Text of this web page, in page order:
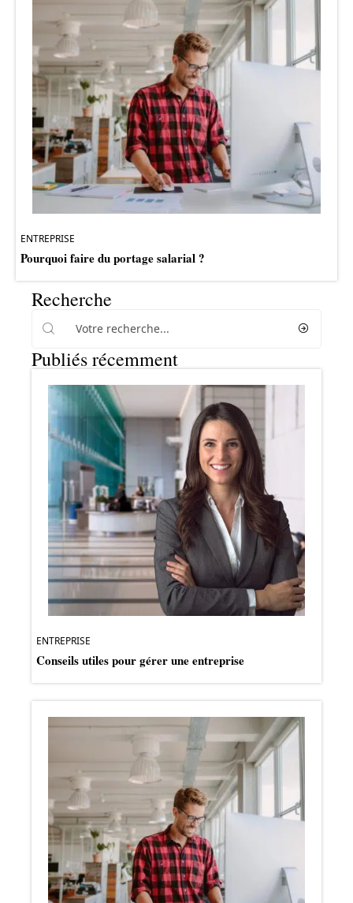
ENTREPRISE
Pourquoi faire du portage salarial ?
Recherche
Publiés récemment
ENTREPRISE
Conseils utiles pour gérer une entreprise